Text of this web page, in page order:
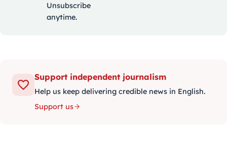
Unsubscribe
anytime.
Support independent journalism
Help us keep delivering credible news in English.
Support us